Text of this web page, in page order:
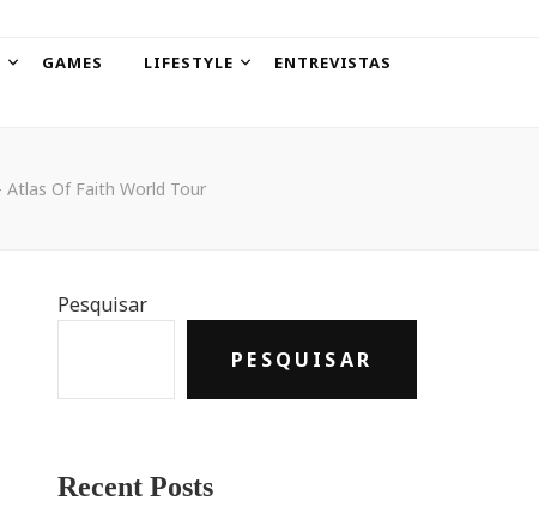
GAMES LIFESTYLE
ENTREVISTAS
Atlas Of Faith World Tour
Pesquisar
PESQUISAR
Recent Posts